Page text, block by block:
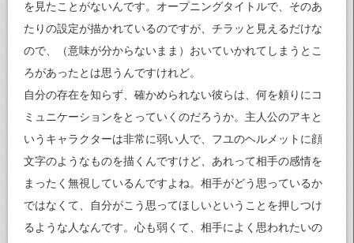
を見たことがないんです。オープニングタイトルで、そのあ
たりの設定が描かれているのですが、チラッと見えるだけな
ので、（意味が分からないまま）おいていかれてしまうとこ
ろがあったとは思うんですけれど。
自分の存在を知らず、確かめられない彼らは、何を頼りにコ
ミュニケーションをとっていくのだろうか。主人公のアキと
いうキャラクターは非常に弱い人で、フユのヘルメットに顔
文字のようなものを描くんですけど、あれって相手の感情を
まったく無視しているんですよね。相手がどう思っているか
ではなくて、自分がこう思ってほしいということを押しつけ
るような人なんです。心も弱くて、相手によく思われたいの